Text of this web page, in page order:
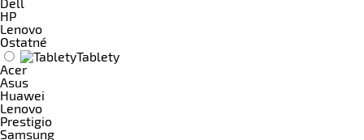
HP
Lenovo
Ostatné
Tablety
Acer
Asus
Huawei
Lenovo
Prestigio
Samsung